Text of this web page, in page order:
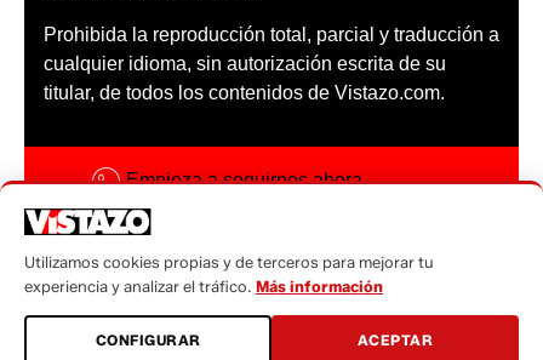
Prohibida la reproducción total, parcial y traducción a
cualquier idioma, sin autorización escrita de su
titular, de todos los contenidos de Vistazo.com.
Empieza a seguirnos ahora
Código ética
Sugerencias a:
sugerencias@vistazo.com
Utilizamos cookies propias y de terceros para mejorar tu
experiencia y analizar el tráfico. Más información
CONFIGURAR ACEPTAR